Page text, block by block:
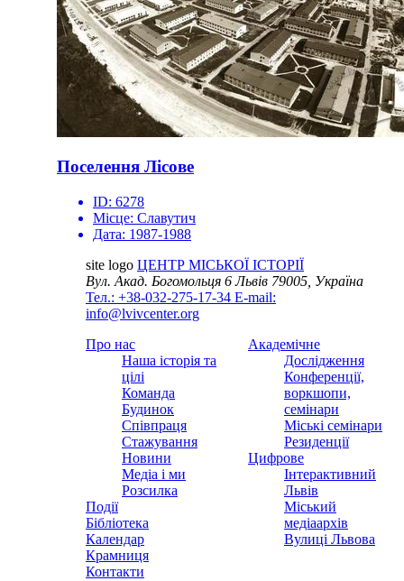
Поселення Лісове
ID: 6278
Місце: Славутич
Дата: 1987-1988
site logo ЦЕНТР МІСЬКОЇ ІСТОРІЇ
Вул. Акад. Богомольця 6Львів 79005, Україна
Тел.: +38-032-275-17-34 E-mail:
info@lvivcenter.org
Про нас
Наша історія та
цілі
Команда
Будинок
Співпраця
Стажування
Новини
Медіа і ми
Розсилка
Події
Бібліотека
Календар
Крамниця
Контакти
Академічне
Дослідження
Конференції,
воркшопи,
семінари
Міські семінари
Резиденції
Цифрове
Інтерактивний
Львів
Міський
медіаархів
Вулиці Львова